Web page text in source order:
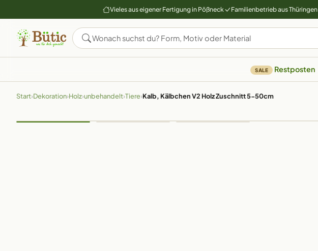
Vieles aus eigener Fertigung in Pößneck Familienbetrieb aus Thüringen
SALE Restposten
Start›Dekoration›Holz›unbehandelt›Tiere›Kalb, Kälbchen V2 Holz Zuschnitt 5-50cm